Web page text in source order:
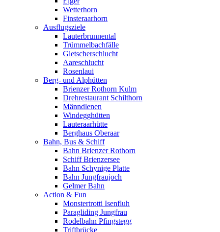
Wetterhorn
Finsteraarhorn
Ausflugsziele
Lauterbrunnental
Trümmelbachfälle
Gletscherschlucht
Aareschlucht
Rosenlaui
Berg- und Alphütten
Brienzer Rothorn Kulm
Drehrestaurant Schilthorn
Männdlenen
Windegghütten
Lauteraarhütte
Berghaus Oberaar
Bahn, Bus & Schiff
Bahn Brienzer Rothorn
Schiff Brienzersee
Bahn Schynige Platte
Bahn Jungfraujoch
Gelmer Bahn
Action & Fun
Monstertrotti Isenfluh
Paragliding Jungfrau
Rodelbahn Pfingstegg
Triftbrücke